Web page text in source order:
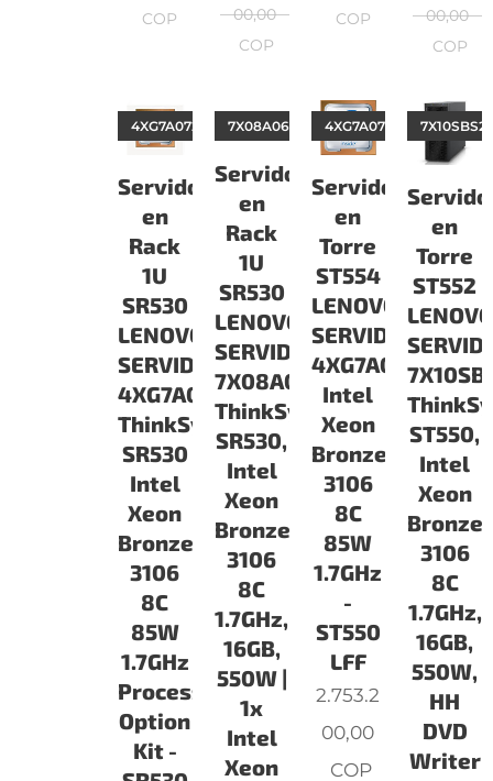
COP
00,00
COP
COP
00,00
COP
Servidor
en
Rack
1U
SR530
LENOVO
SERVIDORES
4XG7A07206
ThinkSystem
SR530
Intel
Xeon
Bronze
3106
8C
85W
1.7GHz
Processor
Option
Kit -
4XG7A07206
Servidor
en
Rack
1U
SR530
LENOVO
SERVIDORES
7X08A066LA
ThinkSystem
SR530,
Intel
Xeon
Bronze
3106
8C
1.7GHz,
16GB,
550W |
1x
Intel
Xeon
7X08A066LA
Servidor
en
Torre
ST554
LENOVO
SERVIDORES
4XG7A07218
Intel
Xeon
Bronze
3106
8C
85W
1.7GHz
-
ST550
LFF
4XG7A07218
2.753.2
00,00
COP
en
Torre
ST552
ST550,
Intel
Xeon
Bronze
3106
8C
1.7GHz,
16GB,
550W,
HH
DVD
Writer